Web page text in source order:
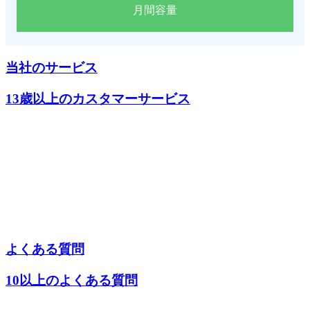
月間容量
当社のサービス
13歳以上のカスタマーサービス
よくある質問
10以上のよくある質問